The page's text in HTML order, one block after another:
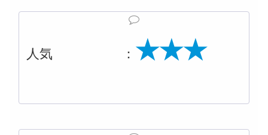
人気 ： ★★★